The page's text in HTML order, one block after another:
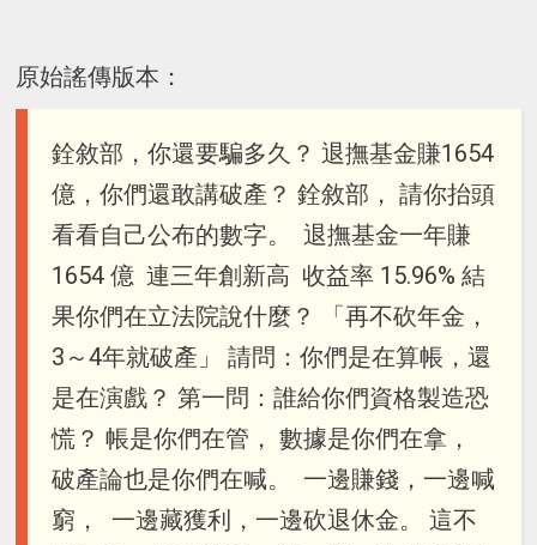
原始謠傳版本：
銓敘部，你還要騙多久？ 退撫基金賺1654
億，你們還敢講破產？ 銓敘部， 請你抬頭
看看自己公布的數字。 退撫基金一年賺
1654 億 連三年創新高 收益率 15.96% 結
果你們在立法院說什麼？ 「再不砍年金，
3～4年就破產」 請問：你們是在算帳，還
是在演戲？ 第一問：誰給你們資格製造恐
慌？ 帳是你們在管， 數據是你們在拿，
破產論也是你們在喊。 一邊賺錢，一邊喊
窮， 一邊藏獲利，一邊砍退休金。 這不